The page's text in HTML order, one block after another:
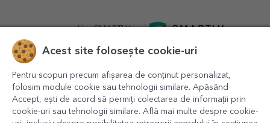
powered bySMARTLY.ro
Acest site folosește cookie-uri
Pentru scopuri precum afișarea de conținut personalizat,
folosim module cookie sau tehnologii similare. Apăsând
Accept, ești de acord să permiți colectarea de informații prin
cookie-uri sau tehnologii similare. Află mai multe despre cookie-